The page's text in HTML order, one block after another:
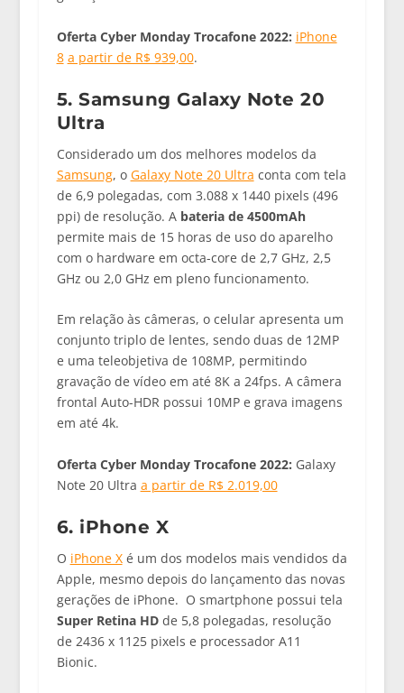
Oferta Cyber Monday Trocafone 2022: iPhone
8 a partir de R$ 939,00.
5. Samsung Galaxy Note 20
Ultra
Considerado um dos melhores modelos da
Samsung, o Galaxy Note 20 Ultra conta com tela
de 6,9 polegadas, com 3.088 x 1440 pixels (496
ppi) de resolução. A bateria de 4500mAh
permite mais de 15 horas de uso do aparelho
com o hardware em octa-core de 2,7 GHz, 2,5
GHz ou 2,0 GHz em pleno funcionamento.
Em relação às câmeras, o celular apresenta um
conjunto triplo de lentes, sendo duas de 12MP
e uma teleobjetiva de 108MP, permitindo
gravação de vídeo em até 8K a 24fps. A câmera
frontal Auto-HDR possui 10MP e grava imagens
em até 4k.
Oferta Cyber Monday Trocafone 2022: Galaxy
Note 20 Ultra a partir de R$ 2.019,00
6. iPhone X
O iPhone Xé um dos modelos mais vendidos da
Apple, mesmo depois do lançamento das novas
gerações de iPhone. O smartphone possui tela
Super Retina HD de 5,8 polegadas, resolução
de 2436 x 1125 pixels e processador A11
Bionic.